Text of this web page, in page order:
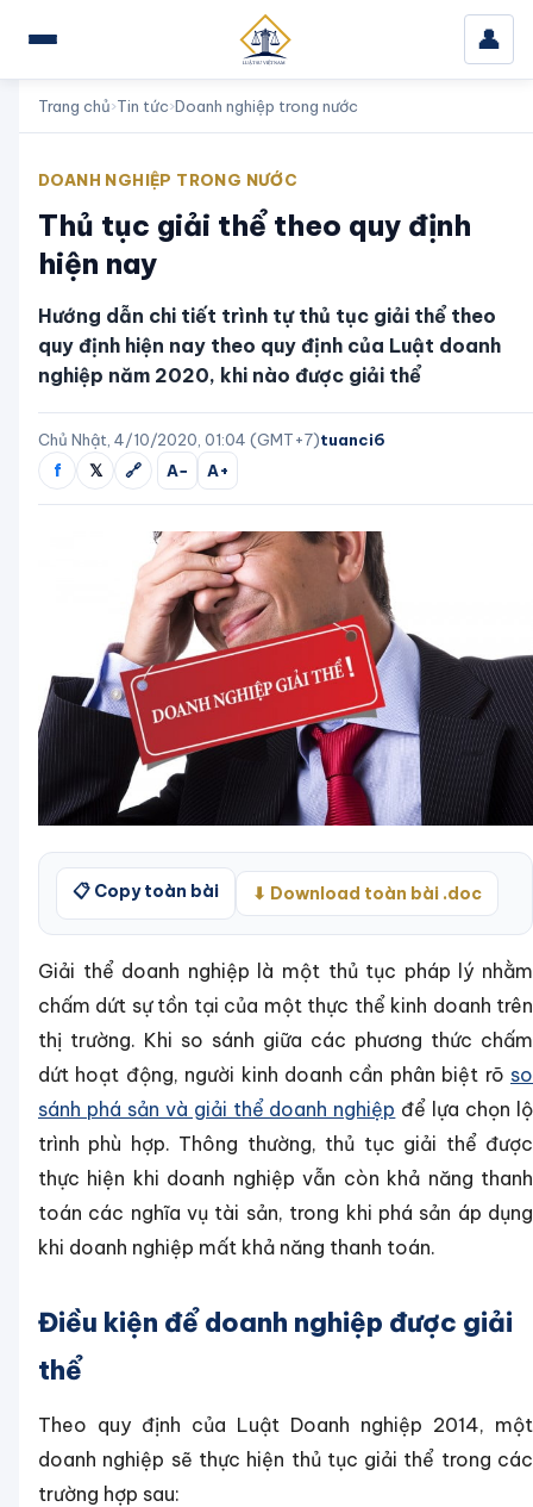
👤
Trang chủ›Tin tức›Doanh nghiệp trong nước
DOANH NGHIỆP TRONG NƯỚC
Thủ tục giải thể theo quy định
hiện nay
Hướng dẫn chi tiết trình tự thủ tục giải thể theo
quy định hiện nay theo quy định của Luật doanh
nghiệp năm 2020, khi nào được giải thể
Chủ Nhật, 4/10/2020, 01:04 (GMT+7)tuanci6
f 𝕏 🔗 A− A+
📋 Copy toàn bài ⬇ Download toàn bài .doc
Giải thể doanh nghiệp là một thủ tục pháp lý nhằm
chấm dứt sự tồn tại của một thực thể kinh doanh trên
thị trường. Khi so sánh giữa các phương thức chấm
dứt hoạt động, người kinh doanh cần phân biệt rõ so
sánh phá sản và giải thể doanh nghiệp để lựa chọn lộ
trình phù hợp. Thông thường, thủ tục giải thể được
thực hiện khi doanh nghiệp vẫn còn khả năng thanh
toán các nghĩa vụ tài sản, trong khi phá sản áp dụng
khi doanh nghiệp mất khả năng thanh toán.
Điều kiện để doanh nghiệp được giải
thể
Theo quy định của Luật Doanh nghiệp 2014, một
doanh nghiệp sẽ thực hiện thủ tục giải thể trong các
trường hợp sau: